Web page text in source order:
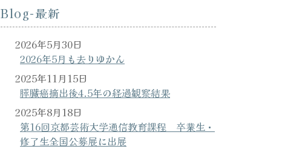
Blog-最新
2026年5月も去りゆかん
2026年5月30日
膵臓癌摘出後4.5年の経過観察結果
2025年11月15日
第16回京都芸術大学通信教育課程 卒業生・
修了生全国公募展に出展
2025年8月18日